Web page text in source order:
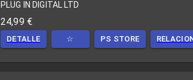
PLUG IN DIGITAL LTD
24,99 €
DETALLE ☆ PS STORE